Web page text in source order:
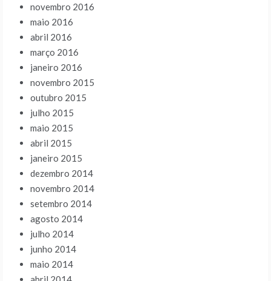
novembro 2016
maio 2016
abril 2016
março 2016
janeiro 2016
novembro 2015
outubro 2015
julho 2015
maio 2015
abril 2015
janeiro 2015
dezembro 2014
novembro 2014
setembro 2014
agosto 2014
julho 2014
junho 2014
maio 2014